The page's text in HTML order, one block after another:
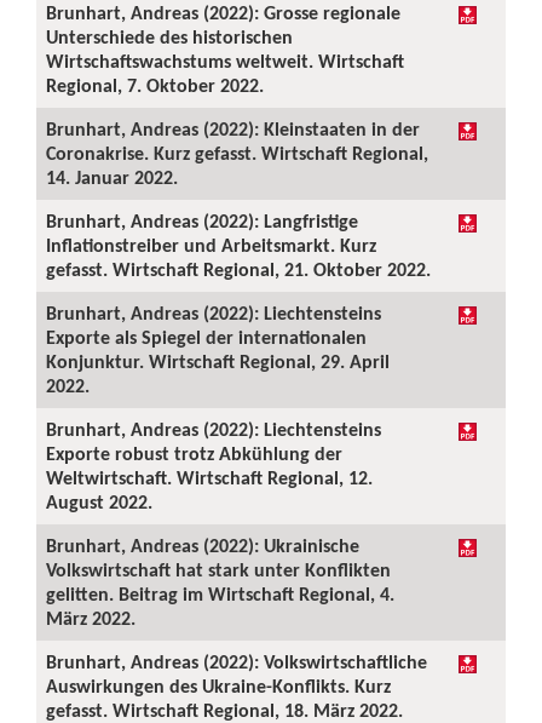
Brunhart, Andreas (2022): Grosse regionale
Unterschiede des historischen
Wirtschaftswachstums weltweit. Wirtschaft
Regional, 7. Oktober 2022.
Brunhart, Andreas (2022): Kleinstaaten in der
Coronakrise. Kurz gefasst. Wirtschaft Regional,
14. Januar 2022.
Brunhart, Andreas (2022): Langfristige
Inflationstreiber und Arbeitsmarkt. Kurz
gefasst. Wirtschaft Regional, 21. Oktober 2022.
Brunhart, Andreas (2022): Liechtensteins
Exporte als Spiegel der internationalen
Konjunktur. Wirtschaft Regional, 29. April
2022.
Brunhart, Andreas (2022): Liechtensteins
Exporte robust trotz Abkühlung der
Weltwirtschaft. Wirtschaft Regional, 12.
August 2022.
Brunhart, Andreas (2022): Ukrainische
Volkswirtschaft hat stark unter Konflikten
gelitten. Beitrag im Wirtschaft Regional, 4.
März 2022.
Brunhart, Andreas (2022): Volkswirtschaftliche
Auswirkungen des Ukraine-Konflikts. Kurz
gefasst. Wirtschaft Regional, 18. März 2022.